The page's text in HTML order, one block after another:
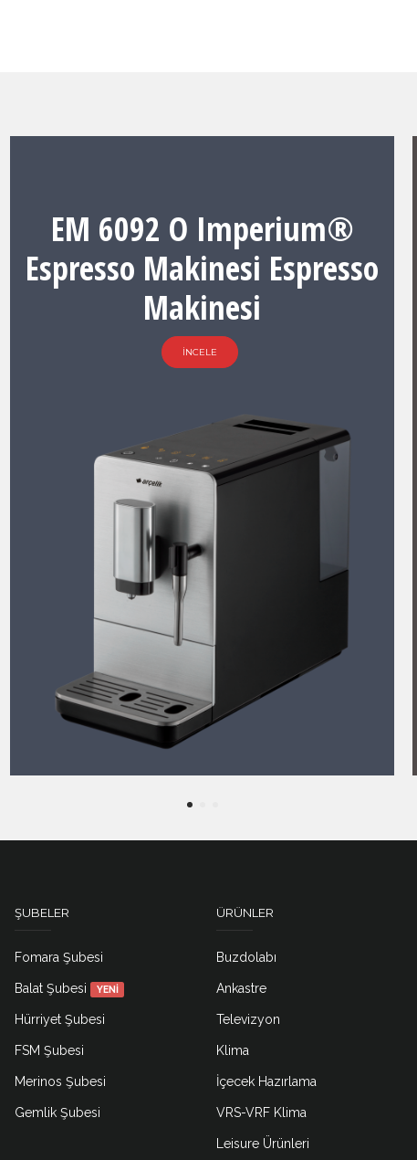
EM 6092 O Imperium®
Espresso Makinesi Espresso
Makinesi
İNCELE
ŞUBELER
Fomara Şubesi
Balat Şubesi YENİ
Hürriyet Şubesi
FSM Şubesi
Merinos Şubesi
Gemlik Şubesi
ÜRÜNLER
Buzdolabı
Ankastre
Televizyon
Klima
İçecek Hazırlama
VRS-VRF Klima
Leisure Ürünleri